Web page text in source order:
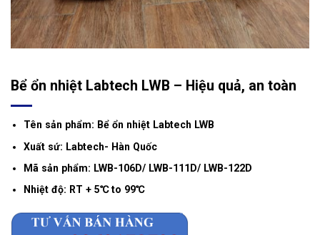
Bể ổn nhiệt Labtech LWB – Hiệu quả, an toàn
Tên sản phẩm: Bể ổn nhiệt Labtech LWB
Xuất sứ: Labtech- Hàn Quốc
Mã sản phẩm: LWB-106D/ LWB-111D/ LWB-122D
Nhiệt độ: RT + 5℃ to 99℃